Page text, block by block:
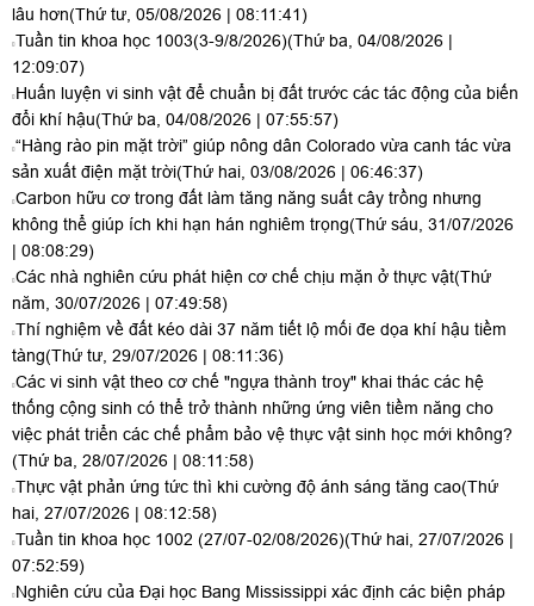
lâu hơn(Thứ tư, 05/08/2026 | 08:11:41)
Tuần tin khoa học 1003(3-9/8/2026)(Thứ ba, 04/08/2026 |
12:09:07)
Huấn luyện vi sinh vật để chuẩn bị đất trước các tác động của biến
đổi khí hậu(Thứ ba, 04/08/2026 | 07:55:57)
“Hàng rào pin mặt trời” giúp nông dân Colorado vừa canh tác vừa
sản xuất điện mặt trời(Thứ hai, 03/08/2026 | 06:46:37)
Carbon hữu cơ trong đất làm tăng năng suất cây trồng nhưng
không thể giúp ích khi hạn hán nghiêm trọng(Thứ sáu, 31/07/2026
| 08:08:29)
Các nhà nghiên cứu phát hiện cơ chế chịu mặn ở thực vật(Thứ
năm, 30/07/2026 | 07:49:58)
Thí nghiệm về đất kéo dài 37 năm tiết lộ mối đe dọa khí hậu tiềm
tàng(Thứ tư, 29/07/2026 | 08:11:36)
Các vi sinh vật theo cơ chế "ngựa thành troy" khai thác các hệ
thống cộng sinh có thể trở thành những ứng viên tiềm năng cho
việc phát triển các chế phẩm bảo vệ thực vật sinh học mới không?
(Thứ ba, 28/07/2026 | 08:11:58)
Thực vật phản ứng tức thì khi cường độ ánh sáng tăng cao(Thứ
hai, 27/07/2026 | 08:12:58)
Tuần tin khoa học 1002 (27/07-02/08/2026)(Thứ hai, 27/07/2026 |
07:52:59)
Nghiên cứu của Đại học Bang Mississippi xác định các biện pháp